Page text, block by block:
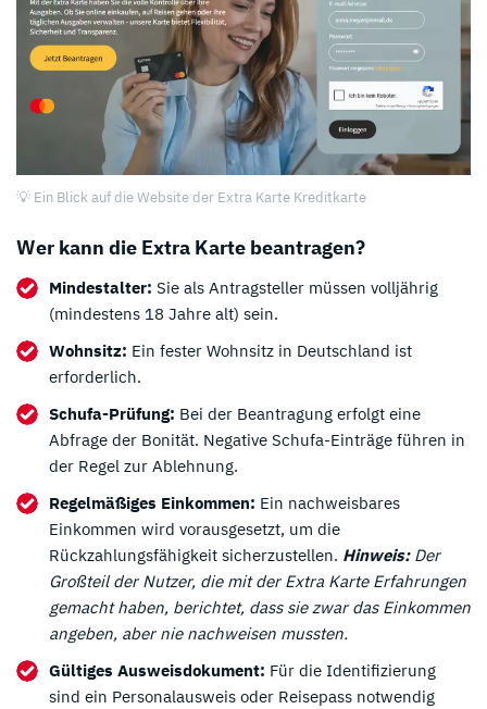
💡 Ein Blick auf die Website der Extra Karte Kreditkarte
Wer kann die Extra Karte beantragen?
Mindestalter: Sie als Antragsteller müssen volljährig
(mindestens 18 Jahre alt) sein.
Wohnsitz: Ein fester Wohnsitz in Deutschland ist
erforderlich.
Schufa-Prüfung: Bei der Beantragung erfolgt eine
Abfrage der Bonität. Negative Schufa-Einträge führen in
der Regel zur Ablehnung.
Regelmäßiges Einkommen: Ein nachweisbares
Einkommen wird vorausgesetzt, um die
Rückzahlungsfähigkeit sicherzustellen. Hinweis:Der
Großteil der Nutzer, die mit der Extra Karte Erfahrungen
gemacht haben, berichtet, dass sie zwar das Einkommen
angeben, aber nie nachweisen mussten.
Gültiges Ausweisdokument: Für die Identifizierung
sind ein Personalausweis oder Reisepass notwendig